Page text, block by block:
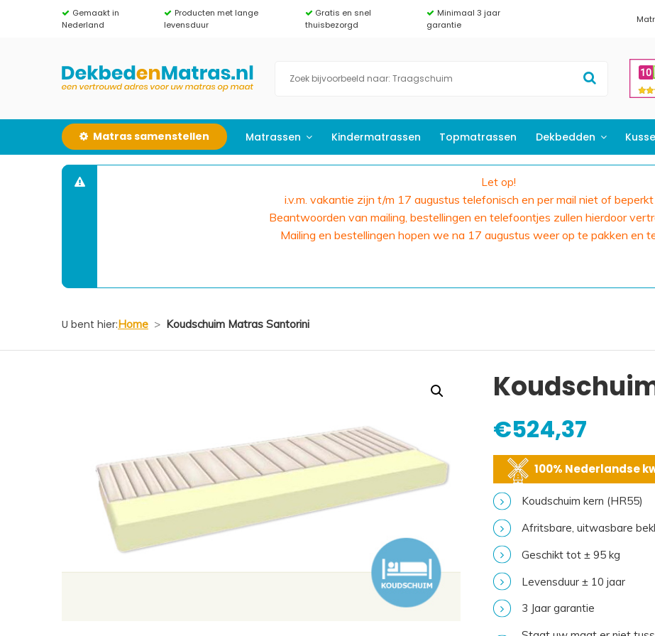
Gemaakt in
Nederland
Producten met lange
levensduur
Gratis en snel
thuisbezorgd
Minimaal 3 jaar
garantie
Matras samenstellen Matrassen Kindermatrassen Topmatrassen Dekbedden
Let op!
i.v.m. vakantie zijn t/m 17 augustus telefonisch en per mail niet of
Beantwoorden van mailing, bestellingen en telefoontjes zullen hierdoor
Mailing en bestellingen hopen we na 17 augustus weer op te pakken en
U bent hier:Home > Koudschuim Matras Santorini
€524,37
100% Nederlandse
Koudschuim kern (HR55)
Afritsbare, uitwasbare
Geschikt tot ± 95 kg
Levensduur ± 10 jaar
3 Jaar garantie